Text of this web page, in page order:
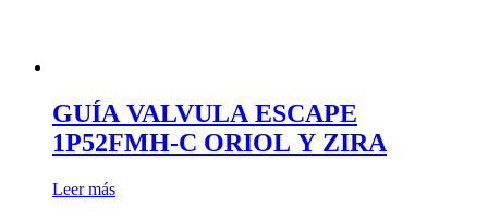
GUÍA VALVULA ESCAPE
1P52FMH-C ORIOL Y ZIRA
Leer más